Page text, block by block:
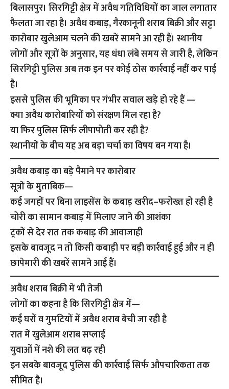
बिलासपुर। सिरगिट्टी क्षेत्र में अवैध गतिविधियों का जाल लगातार
फैलता जा रहा है। अवैध कबाड़, गैरकानूनी शराब बिक्री और सट्टा
कारोबार खुलेआम चलने की खबरें सामने आ रही हैं। स्थानीय
लोगों और सूत्रों के अनुसार, यह धंधा लंबे समय से जारी है, लेकिन
सिरगिट्टी पुलिस अब तक इन पर कोई ठोस कार्रवाई नहीं कर पाई
है।
इससे पुलिस की भूमिका पर गंभीर सवाल खड़े हो रहे हैं —
क्या अवैध कारोबारियों को संरक्षण मिल रहा है?
या फिर पुलिस सिर्फ लीपापोती कर रही है?
स्थानीयों के बीच यह अब बड़ा चर्चा का विषय बन गया है।
अवैध कबाड़ का बड़े पैमाने पर कारोबार
सूत्रों के मुताबिक—
कई जगहों पर बिना लाइसेंस के कबाड़ खरीद–फरोख्त हो रही है
चोरी का सामान कबाड़ में मिलाए जाने की आशंका
ट्रकों से देर रात तक कबाड़ की आवाजाही
इसके बावजूद न तो किसी कबाड़ी पर बड़ी कार्रवाई हुई और न ही
छापेमारी की खबरें सामने आई हैं।
अवैध शराब बिक्री में भी तेजी
लोगों का कहना है कि सिरगिट्टी क्षेत्र में—
कई घरों व गुमटियों में अवैध शराब बेची जा रही है
रात में खुलेआम शराब सप्लाई
युवाओं में नशे की लत बढ़ रही
इन सबके बावजूद पुलिस की कार्रवाई सिर्फ औपचारिकता तक
सीमित है।